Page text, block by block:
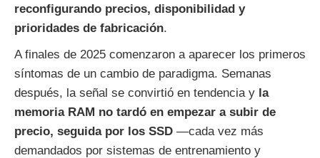
reconfigurando precios, disponibilidad y
prioridades de fabricación.
A finales de 2025 comenzaron a aparecer los primeros
síntomas de un cambio de paradigma. Semanas
después, la señal se convirtió en tendencia y la
memoria RAM no tardó en empezar a subir de
precio, seguida por los SSD —cada vez más
demandados por sistemas de entrenamiento y